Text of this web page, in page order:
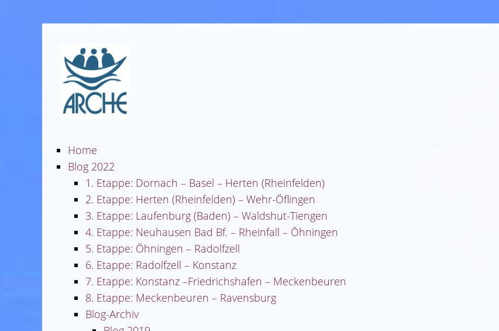
Home
Blog 2022
1. Etappe: Dornach – Basel – Herten (Rheinfelden)
2. Etappe: Herten (Rheinfelden) – Wehr-Öflingen
3. Etappe: Laufenburg (Baden) – Waldshut-Tiengen
4. Etappe: Neuhausen Bad Bf. – Rheinfall – Öhningen
5. Etappe: Öhningen – Radolfzell
6. Etappe: Radolfzell – Konstanz
7. Etappe: Konstanz –Friedrichshafen – Meckenbeuren
8. Etappe: Meckenbeuren – Ravensburg
Blog-Archiv